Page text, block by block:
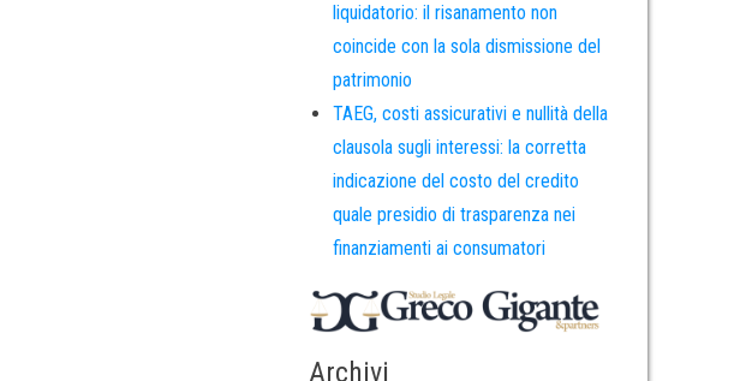
liquidatorio: il risanamento non
coincide con la sola dismissione del
patrimonio
TAEG, costi assicurativi e nullità della
clausola sugli interessi: la corretta
indicazione del costo del credito
quale presidio di trasparenza nei
finanziamenti ai consumatori
Archivi